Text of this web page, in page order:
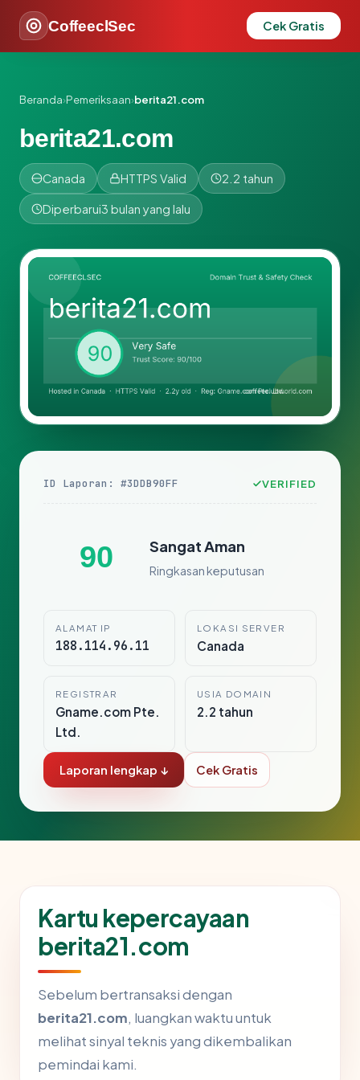
CoffeeclSec Cek Gratis
Beranda›Pemeriksaan›berita21.com
berita21.com
Canada HTTPS Valid 2.2 tahun
Diperbarui3 bulan yang lalu
ID Laporan: #3DDB90FF VERIFIED
90 Sangat Aman
Ringkasan keputusan
ALAMAT IP
188.114.96.11
LOKASI SERVER
Canada
REGISTRAR
Gname.com Pte.
Ltd.
USIA DOMAIN
2.2 tahun
Laporan lengkap ↓ Cek Gratis
Kartu kepercayaan
berita21.com
Sebelum bertransaksi dengan
berita21.com, luangkan waktu untuk
melihat sinyal teknis yang dikembalikan
pemindai kami.